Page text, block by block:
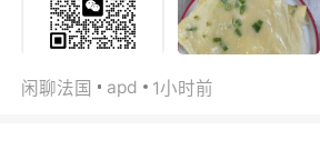
闲聊法国 apd 1小时前